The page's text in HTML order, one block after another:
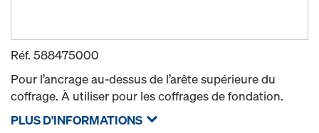
Réf. 588475000
Pour l’ancrage au-dessus de l’arête supérieure du
coffrage. À utiliser pour les coffrages de fondation.
PLUS D'INFORMATIONS